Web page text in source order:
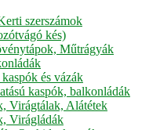
szerszámok
kés)
Műtrágyák
és vázák
kaspók, balkonládák
Virágtálak, Alátétek
Virágládák